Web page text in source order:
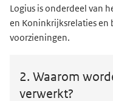
Logius is onderdeel van
en Koninkrijksrelaties en
voorzieningen.
2. Waarom
verwerkt?